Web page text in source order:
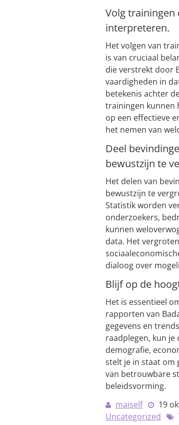
Volg
interpreteren.
Het volgen van
is van cruciaal
die verstrekt door
vaardigheden in
betekenis achter
trainingen kunnen
op een effectieve
het nemen van
Deel
bewustzijn te
Het delen van
bewustzijn te
Statistik worden
onderzoekers,
kunnen
data. Het
dialoog over
Blijf op de
Het is essentieel
rapporten van
gegevens en
raadplegen, kun
demografie,
stelt je in staat om
van betrouwbare
beleidsvorming.
maiself
19
Uncategorized